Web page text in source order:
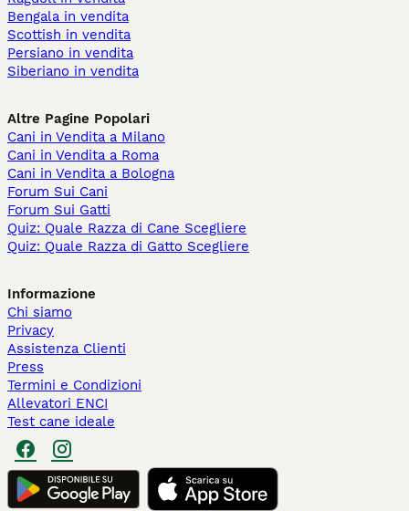
Bengala in vendita
Scottish in vendita
Persiano in vendita
Siberiano in vendita
Altre Pagine Popolari
Cani in Vendita a Milano
Cani in Vendita a Roma
Cani in Vendita a Bologna
Forum Sui Cani
Forum Sui Gatti
Quiz: Quale Razza di Cane Scegliere
Quiz: Quale Razza di Gatto Scegliere
Informazione
Chi siamo
Privacy
Assistenza Clienti
Press
Termini e Condizioni
Allevatori ENCI
Test cane ideale